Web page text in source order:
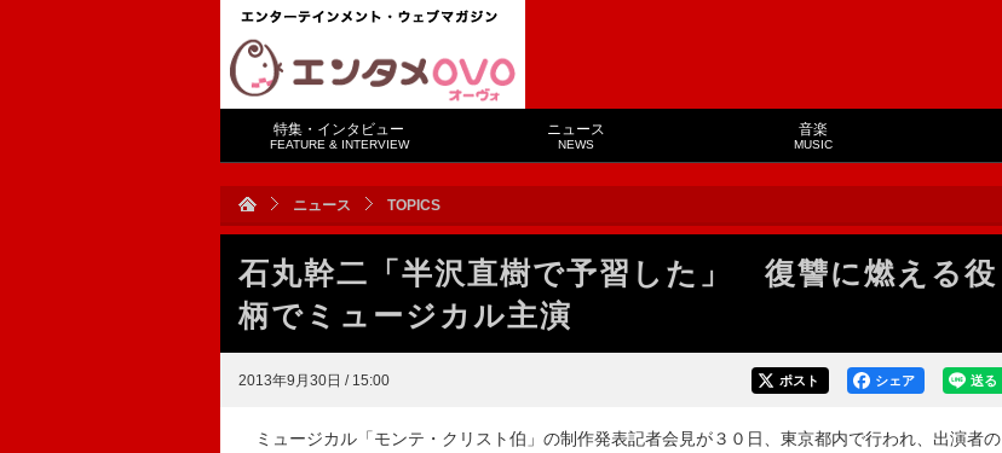
特集・インタビュー
FEATURE & INTERVIEW
ニュース
NEWS
音楽
MUSIC
ニュース TOPICS
石丸幹二「半沢直樹で予習した」 復讐に燃える役
柄でミュージカル主演
2013年9月30日 / 15:00 送る
シェア
ポスト
ミュージカル「モンテ・クリスト伯」の制作発表記者会見が３０日、東京都内で行われ、出演者の